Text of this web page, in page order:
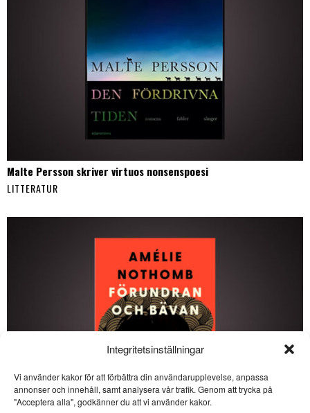
Integritetsinställningar
Vi använder kakor för att förbättra din användarupplevelse, anpassa
annonser och innehåll, samt analysera vår trafik. Genom att trycka på
"Acceptera alla", godkänner du att vi använder kakor.
Malte Persson skriver virtuos nonsenspoesi
LITTERATUR
SE ÄVEN